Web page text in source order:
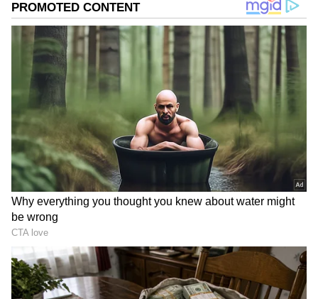
ಸಮಗ್ರ ಸುದ್ದಿ ಮೂಲವನ್ನಾಗಿ asianet suvarna news ಅನ್ನು
ಆಯ್ಕೆ ಮಾಡಿಕೊಳ್ಳಿ
2